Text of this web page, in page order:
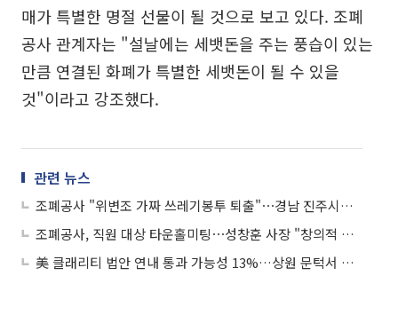
매가 특별한 명절 선물이 될 것으로 보고 있다. 조폐
공사 관계자는 "설날에는 세뱃돈을 주는 풍습이 있는
만큼 연결된 화폐가 특별한 세뱃돈이 될 수 있을
것"이라고 강조했다.
관련 뉴스
조폐공사 "위변조 가짜 쓰레기봉투 퇴출"⋯경남 진주시와도 맞손
조폐공사, 직원 대상 타운홀미팅⋯성창훈 사장 "창의적 아이디어 발굴 지원"
美 클래리티 법안 연내 통과 가능성 13%…상원 문턱서 제동